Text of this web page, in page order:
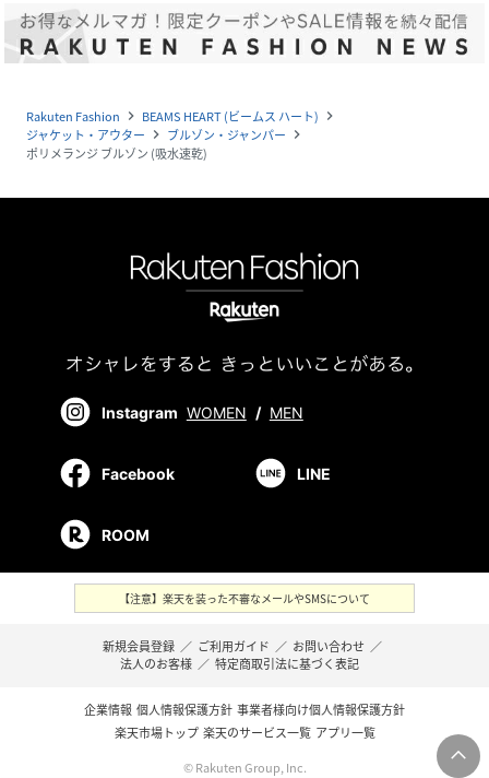
Rakuten Fashion navigate_next BEAMS HEART (ビームス ハート) navigate_next
ジャケット・アウター navigate_next ブルゾン・ジャンパー navigate_next
ポリメランジ ブルゾン (吸水速乾)
Instagram WOMEN / MEN
Facebook LINE
ROOM
【注意】楽天を装った不審なメールやSMSについて
新規会員登録 ／ ご利用ガイド ／ お問い合わせ ／
法人のお客様 ／ 特定商取引法に基づく表記
企業情報 個人情報保護方針 事業者様向け個人情報保護方針
楽天市場トップ 楽天のサービス一覧 アプリ一覧
© Rakuten Group, Inc.